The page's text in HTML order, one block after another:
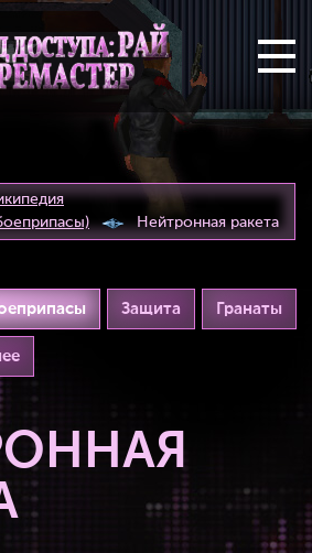
Нейтронная ракета
Защита Гранаты